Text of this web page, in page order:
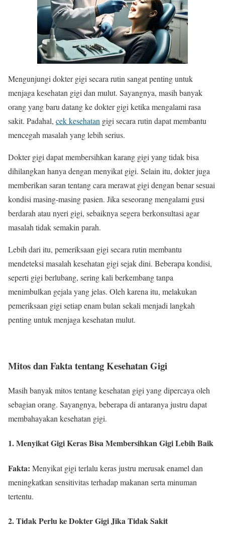
Mengunjungi dokter gigi secara rutin sangat penting untuk
menjaga kesehatan gigi dan mulut. Sayangnya, masih banyak
orang yang baru datang ke dokter gigi ketika mengalami rasa
sakit. Padahal, cek kesehatan gigi secara rutin dapat membantu
mencegah masalah yang lebih serius.
Dokter gigi dapat membersihkan karang gigi yang tidak bisa
dihilangkan hanya dengan menyikat gigi. Selain itu, dokter juga
memberikan saran tentang cara merawat gigi dengan benar sesuai
kondisi masing-masing pasien. Jika seseorang mengalami gusi
berdarah atau nyeri gigi, sebaiknya segera berkonsultasi agar
masalah tidak semakin parah.
Lebih dari itu, pemeriksaan gigi secara rutin membantu
mendeteksi masalah kesehatan gigi sejak dini. Beberapa kondisi,
seperti gigi berlubang, sering kali berkembang tanpa
menimbulkan gejala yang jelas. Oleh karena itu, melakukan
pemeriksaan gigi setiap enam bulan sekali menjadi langkah
penting untuk menjaga kesehatan mulut.
Mitos dan Fakta tentang Kesehatan Gigi
Masih banyak mitos tentang kesehatan gigi yang dipercaya oleh
sebagian orang. Sayangnya, beberapa di antaranya justru dapat
membahayakan kesehatan gigi.
1. Menyikat Gigi Keras Bisa Membersihkan Gigi Lebih Baik
Fakta: Menyikat gigi terlalu keras justru merusak enamel dan
meningkatkan sensitivitas terhadap makanan serta minuman
tertentu.
2. Tidak Perlu ke Dokter Gigi Jika Tidak Sakit